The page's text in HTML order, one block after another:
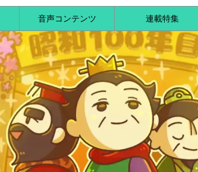
音声コンテンツ 連載特集